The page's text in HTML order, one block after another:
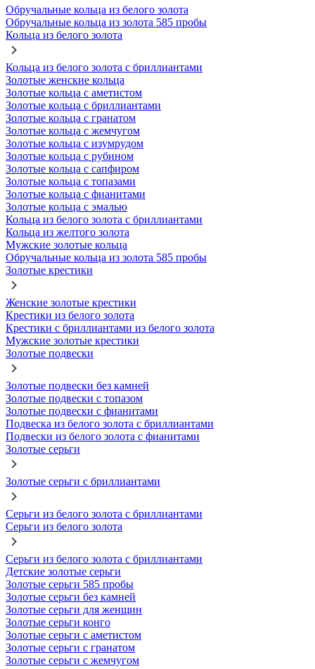
Обручальные кольца из белого золота
Обручальные кольца из золота 585 пробы
Кольца из белого золота
Кольца из белого золота с бриллиантами
Золотые женские кольца
Золотые кольца с аметистом
Золотые кольца с бриллиантами
Золотые кольца с гранатом
Золотые кольца с жемчугом
Золотые кольца с изумрудом
Золотые кольца с рубином
Золотые кольца с сапфиром
Золотые кольца с топазами
Золотые кольца с фианитами
Золотые кольца с эмалью
Кольца из белого золота с бриллиантами
Кольца из желтого золота
Мужские золотые кольца
Обручальные кольца из золота 585 пробы
Золотые крестики
Женские золотые крестики
Крестики из белого золота
Крестики с бриллиантами из белого золота
Мужские золотые крестики
Золотые подвески
Золотые подвески без камней
Золотые подвески с топазом
Золотые подвески с фианитами
Подвеска из белого золота с бриллиантами
Подвески из белого золота с фианитами
Золотые серьги
Золотые серьги с бриллиантами
Серьги из белого золота с бриллиантами
Серьги из белого золота
Серьги из белого золота с бриллиантами
Детские золотые серьги
Золотые серьги 585 пробы
Золотые серьги без камней
Золотые серьги для женщин
Золотые серьги конго
Золотые серьги с аметистом
Золотые серьги с гранатом
Золотые серьги с жемчугом